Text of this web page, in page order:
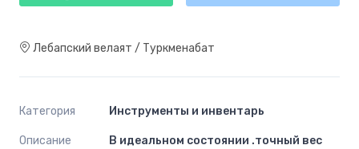
Лебапский велаят / Туркменабат
Категория Инструменты и инвентарь
Описание
В идеальном состоянии .точный вес